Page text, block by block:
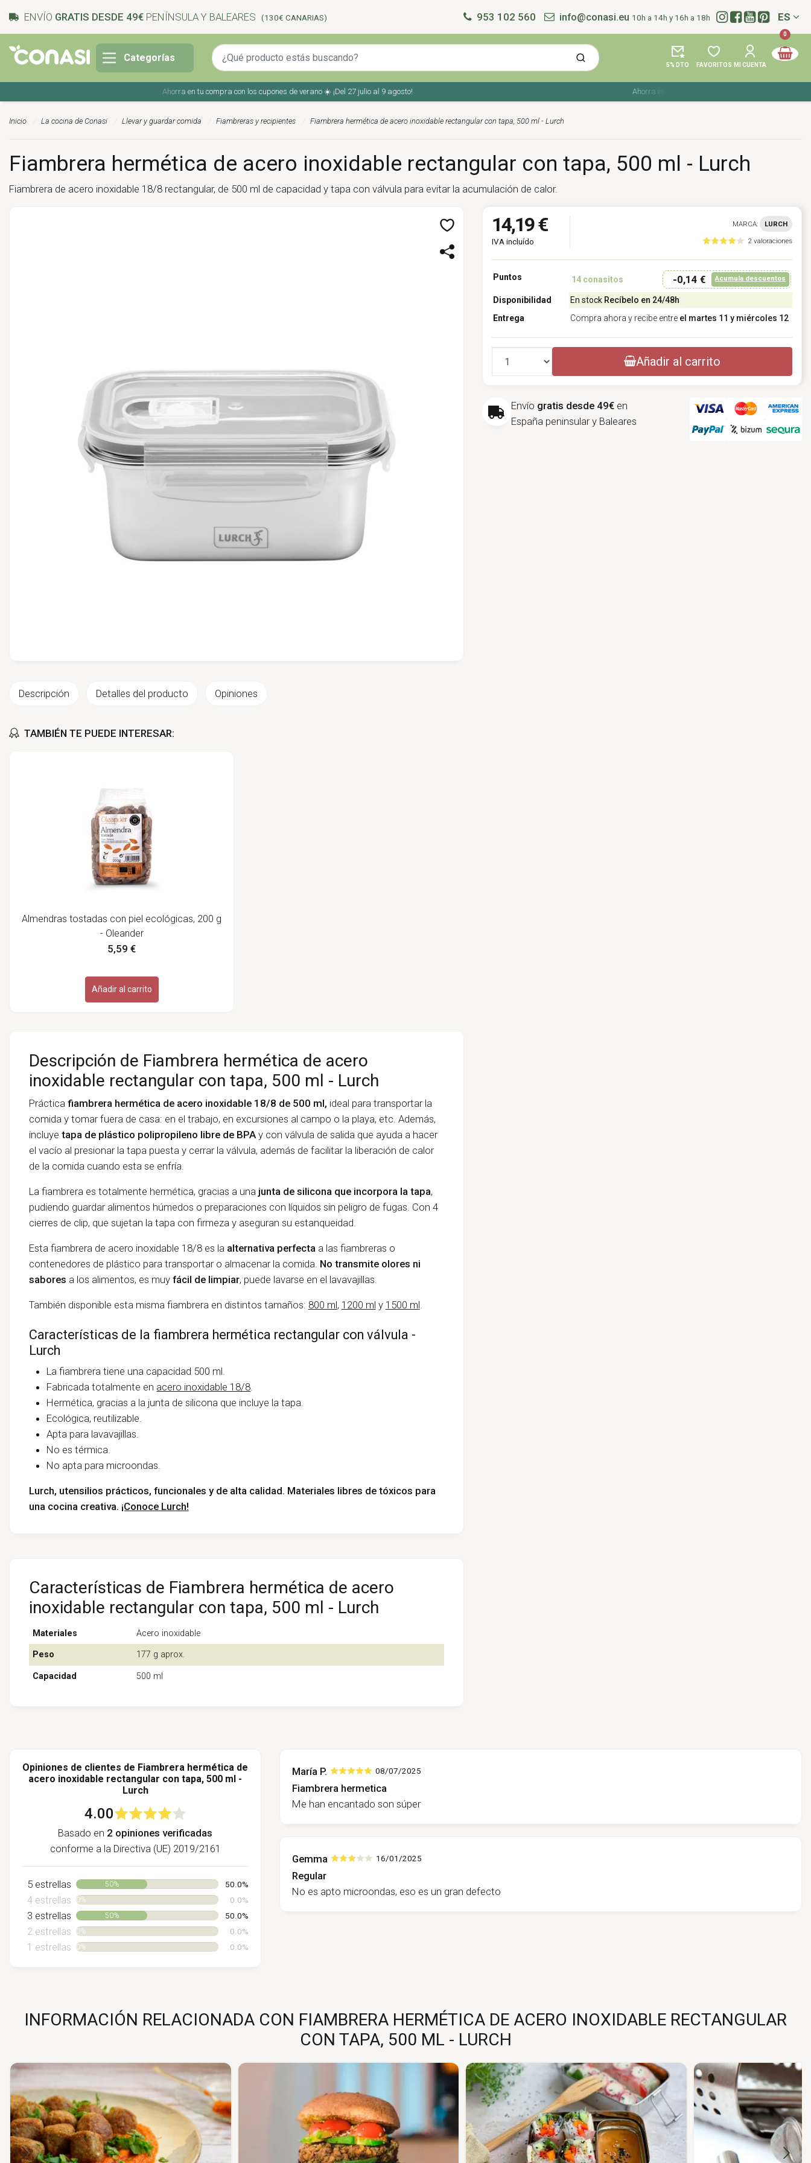
ENVÍO GRATIS DESDE 49€ PENÍNSULA Y BALEARES (130€ CANARIAS) 953 102 560 info@conasi.eu 10h a 14h y 16h a 18h Idioma:
ES
Categorías
5% DTO FAVORITOS MI CUENTA
0
Ahorra en tu compra con los cupones de verano ☀️ ¡Del 27 julio al 9 agosto! Ahorra en tu compra con los cupones de verano ☀️ ¡Del
Inicio La cocina de Conasi Llevar y guardar comida Fiambreras y recipientes Fiambrera hermética de acero inoxidable rectangular con tapa, 500 ml - Lurch
Fiambrera hermética de acero inoxidable rectangular con tapa, 500 ml - Lurch
Fiambrera de acero inoxidable 18/8 rectangular, de 500 ml de capacidad y tapa con válvula para evitar la acumulación de calor.
Descripción Detalles del producto Opiniones
TAMBIÉN TE PUEDE INTERESAR:
Almendras tostadas con piel ecológicas, 200 g
- Oleander
5,59 €
Añadir al carrito
Descripción de Fiambrera hermética de acero
inoxidable rectangular con tapa, 500 ml - Lurch
Práctica fiambrera hermética de acero inoxidable 18/8 de 500 ml, ideal para transportar la
comida y tomar fuera de casa: en el trabajo, en excursiones al campo o la playa, etc. Además,
incluye tapa de plástico polipropileno libre de BPAy con válvula de salida que ayuda a hacer
el vacío al presionar la tapa puesta y cerrar la válvula, además de facilitar la liberación de calor
de la comida cuando esta se enfría.
La fiambrera es totalmente hermética, gracias a una junta de silicona que incorpora la tapa,
pudiendo guardar alimentos húmedos o preparaciones con líquidos sin peligro de fugas. Con 4
cierres de clip, que sujetan la tapa con firmeza y aseguran su estanqueidad.
Esta fiambrera de acero inoxidable 18/8 es la alternativa perfecta a las fiambreras o
contenedores de plástico para transportar o almacenar la comida. No transmite olores ni
sabores a los alimentos, es muy fácil de limpiar, puede lavarse en el lavavajillas.
También disponible esta misma fiambrera en distintos tamaños: 800 ml, 1200 ml y 1500 ml
Características de la fiambrera hermética rectangular con válvula -
Lurch
La fiambrera tiene una capacidad 500 ml.
Fabricada totalmente en acero inoxidable 18/8
Hermética, gracias a la junta de silicona que incluye la tapa.
Ecológica, reutilizable.
Apta para lavavajillas.
No es térmica.
No apta para microondas.
Lurch, utensilios prácticos, funcionales y de alta calidad. Materiales libres de tóxicos para
una cocina creativa. ¡Conoce Lurch!
Características de Fiambrera hermética de acero
inoxidable rectangular con tapa, 500 ml - Lurch
Materiales Acero inoxidable
Peso 177 g aprox.
Capacidad 500 ml
14,19 €
IVA incluído
MARCA:
LURCH
2 valoraciones
Puntos 14conasitos -0,14 € Acumula descuentos
Disponibilidad En stock Recíbelo en 24/48h
Entrega
Compra ahora y recibe entre el martes 11 y miércoles 12
Cantidad Añadir al carrito
Envío gratis desde 49€ en
España peninsular y Baleares
Opiniones de clientes de Fiambrera hermética de
acero inoxidable rectangular con tapa, 500 ml -
Lurch
4.00
Basado en 2 opiniones verificadas
conforme a la Directiva (UE) 2019/2161
5 estrellas 50% 50.0%
4 estrellas 0% 0.0%
3 estrellas 50% 50.0%
2 estrellas 0% 0.0%
1 estrellas 0% 0.0%
María P. 08/07/2025
Fiambrera hermetica
Me han encantado son súper
Gemma 16/01/2025
Regular
No es apto microondas, eso es un gran defecto
INFORMACIÓN RELACIONADA CON FIAMBRERA HERMÉTICA DE ACERO INOXIDABLE RECTANGULAR
CON TAPA, 500 ML - LURCH